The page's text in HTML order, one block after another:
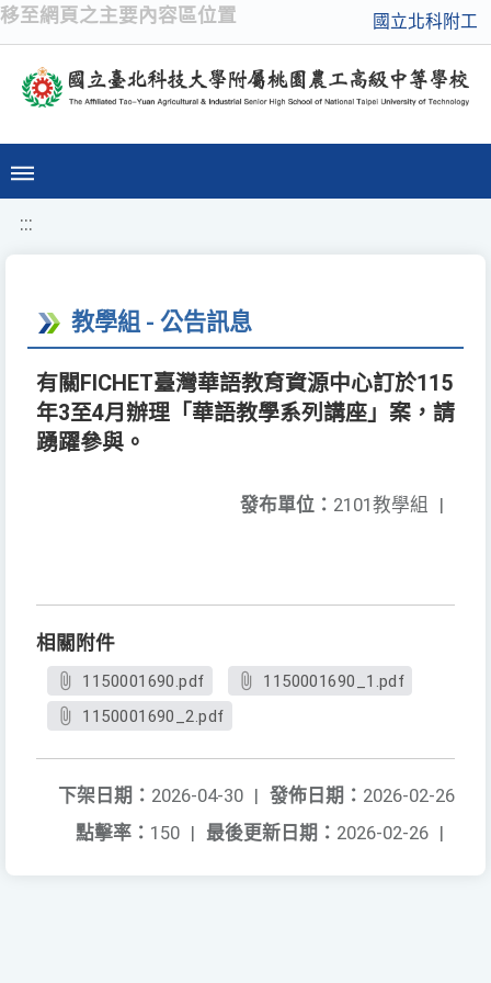
移至網頁之主要內容區位置 國立北科附工
:::
教學組 - 公告訊息
有關FICHET臺灣華語教育資源中心訂於115
年3至4月辦理「華語教學系列講座」案，請
踴躍參與。
發布單位： 2101教學組 |
相關附件
1150001690.pdf
1150001690_1.pdf
1150001690_2.pdf
發佈日期： 2026-02-26
下架日期： 2026-04-30 |
最後更新日期： 2026-02-26 |
點擊率： 150 |